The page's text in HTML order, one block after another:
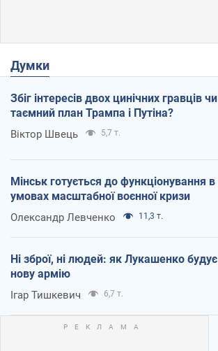
Думки
Збіг інтересів двох цинічних гравців чи
таємний план Трампа і Путіна?
Віктор Швець 5,7 т.
Мінськ готується до функціонування в
умовах масштабної воєнної кризи
Олександр Левченко 11,3 т.
Ні зброї, ні людей: як Лукашенко будує
нову армію
Ігар Тишкевич 6,7 т.